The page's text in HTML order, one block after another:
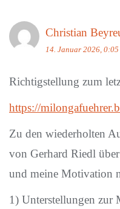
Christian
14. Januar 2026, 0:05
Richtigstellung zum
https://
Zu den wiederholten
von Gerhard Riedl
und meine Motivation
1) Unterstellungen zur